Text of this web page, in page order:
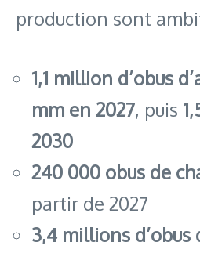
production sont
1,1 million d’obus
mm en 2027, puis
2030
240 000 obus de
partir de 2027
3,4 millions d’obus